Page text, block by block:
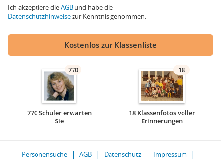
Ich akzeptiere dieAGB und habe die
Datenschutzhinweisezur Kenntnis genommen.
Kostenlos zur Klassenliste
770
770 Schüler erwarten
Sie
18
18 Klassenfotos voller
Erinnerungen
Personensuche AGB Datenschutz Impressum